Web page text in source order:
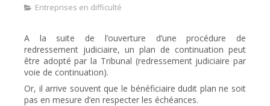
Entreprises en difficulté
A la suite de l’ouverture d’une procédure de
redressement judiciaire, un plan de continuation peut
être adopté par la Tribunal (redressement judiciaire par
voie de continuation).
Or, il arrive souvent que le bénéficiaire dudit plan ne soit
pas en mesure d’en respecter les échéances.